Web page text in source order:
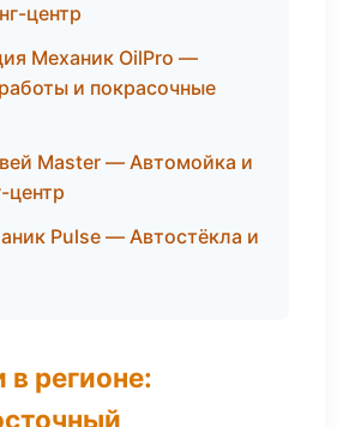
центр
Механик OilPro —
и покрасочные
Master — Автомойка и
центр
Pulse — Автостёкла и
регионе: